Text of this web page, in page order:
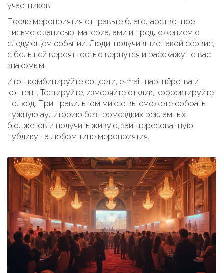
участников.
После мероприятия отправьте благодарственное
письмо с записью, материалами и предложением о
следующем событии. Люди, получившие такой сервис,
с большей вероятностью вернутся и расскажут о вас
знакомым.
Итог: комбинируйте соцсети, e‑mail, партнёрства и
контент. Тестируйте, измеряйте отклик, корректируйте
подход. При правильном миксе вы сможете собрать
нужную аудиторию без громоздких рекламных
бюджетов и получить живую, заинтересованную
публику на любом типе мероприятия.